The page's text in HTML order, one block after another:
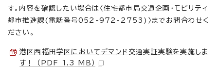
す。内容を確認したい場合は〈住宅都市局交通企画・モビリティ
都市推進課(電話番号052-972-2753)〉までお問合わせく
ださい。
港区西福田学区においてデマンド交通実証実験を実施しま
す！ （PDF 1.3 MB）